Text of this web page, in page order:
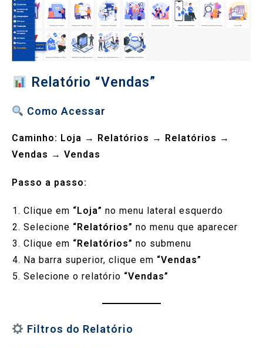
Relatório “Vendas”
Como Acessar
Caminho: Loja → Relatórios → Relatórios →
Vendas → Vendas
Passo a passo:
Clique em “Loja” no menu lateral esquerdo
Selecione “Relatórios” no menu que aparecer
Clique em “Relatórios” no submenu
Na barra superior, clique em “Vendas”
Selecione o relatório “Vendas”
Filtros do Relatório